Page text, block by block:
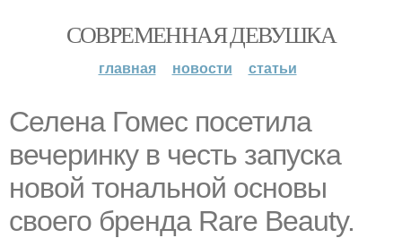
СОВРЕМЕННАЯ ДЕВУШКА
главная новости статьи
Селена Гомес посетила
вечеринку в честь запуска
новой тональной основы
своего бренда Rare Beauty.